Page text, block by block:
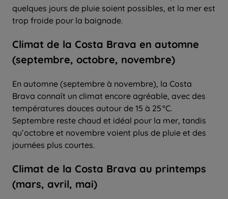
quelques jours de pluie soient possibles, et la mer est
trop froide pour la baignade.
Climat de la Costa Brava en automne
(septembre, octobre, novembre)
En automne (septembre à novembre), la Costa
Brava connaît un climat encore agréable, avec des
températures douces autour de 15 à 25 °C.
Septembre reste chaud et idéal pour la mer, tandis
qu’octobre et novembre voient plus de pluie et des
journées plus courtes.
Climat de la Costa Brava au printemps
(mars, avril, mai)